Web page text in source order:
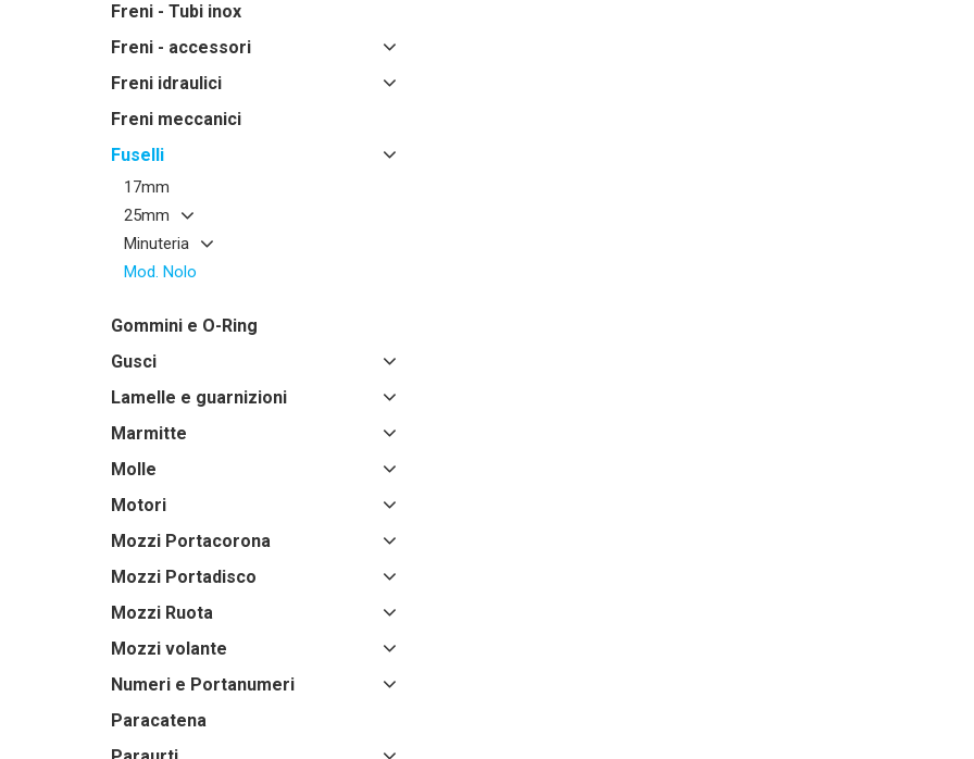
Freni - Tubi inox
Freni - accessori
Freni idraulici
Freni meccanici
Fuselli
17mm
25mm
Minuteria
Mod. Nolo
Gommini e O-Ring
Gusci
Lamelle e guarnizioni
Marmitte
Molle
Motori
Mozzi Portacorona
Mozzi Portadisco
Mozzi Ruota
Mozzi volante
Numeri e Portanumeri
Paracatena